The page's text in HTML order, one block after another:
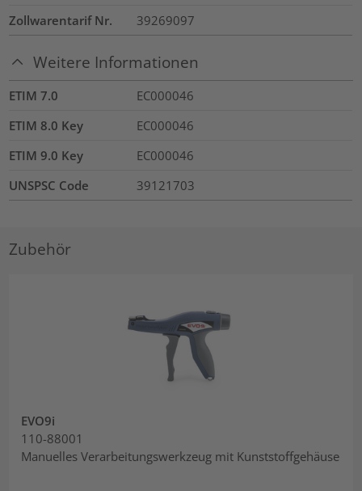
Zollwarentarif Nr. 39269097
Weitere Informationen
ETIM 7.0
EC000046
ETIM 8.0 Key
EC000046
ETIM 9.0 Key
EC000046
UNSPSC Code
39121703
Zubehör
EVO9i
110-88001
Manuelles Verarbeitungswerkzeug mit Kunststoffgehäuse